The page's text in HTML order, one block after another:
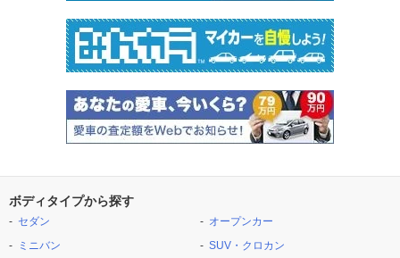
ボディタイプから探す
セダン
ミニバン
オープンカー
SUV・クロカン